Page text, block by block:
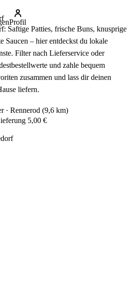
Saftige Patties, frische Buns, knusprige
Saucen – hier entdeckst du lokale
Filter nach Lieferservice oder
und zahle bequem
zusammen und lass dir deinen
liefern.
· Rennerod (9,6 km)
5,00 €
Profil